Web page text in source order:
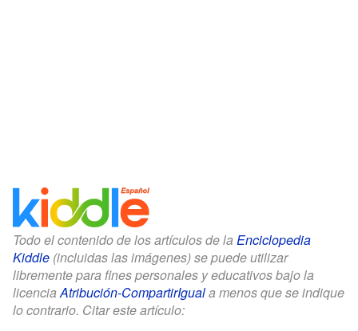
Todo el contenido de los artículos de la Enciclopedia
Kiddle (incluidas las imágenes) se puede utilizar
libremente para fines personales y educativos bajo la
licenciaAtribución-CompartirIguala menos que se indique
lo contrario. Citar este artículo: